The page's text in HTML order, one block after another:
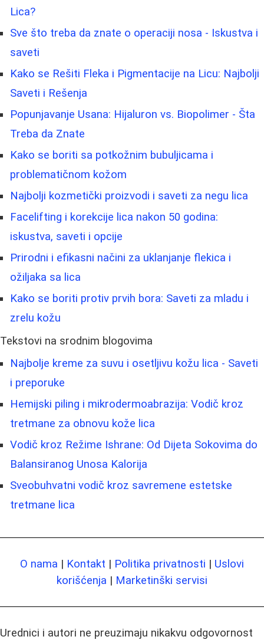
Lica?
Sve što treba da znate o operaciji nosa - Iskustva i
saveti
Kako se Rešiti Fleka i Pigmentacije na Licu: Najbolji
Saveti i Rešenja
Popunjavanje Usana: Hijaluron vs. Biopolimer - Šta
Treba da Znate
Kako se boriti sa potkožnim bubuljicama i
problematičnom kožom
Najbolji kozmetički proizvodi i saveti za negu lica
Facelifting i korekcije lica nakon 50 godina:
iskustva, saveti i opcije
Prirodni i efikasni načini za uklanjanje flekica i
ožiljaka sa lica
Kako se boriti protiv prvih bora: Saveti za mladu i
zrelu kožu
Tekstovi na srodnim blogovima
Najbolje kreme za suvu i osetljivu kožu lica - Saveti
i preporuke
Hemijski piling i mikrodermoabrazija: Vodič kroz
tretmane za obnovu kože lica
Vodič kroz Režime Ishrane: Od Dijeta Sokovima do
Balansiranog Unosa Kalorija
Sveobuhvatni vodič kroz savremene estetske
tretmane lica
O nama | Kontakt | Politika privatnosti | Uslovi
korišćenja | Marketinški servisi
Urednici i autori ne preuzimaju nikakvu odgovornost